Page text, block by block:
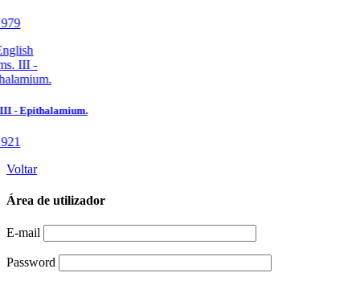
Voltar
Área de utilizador
E-mail
Password